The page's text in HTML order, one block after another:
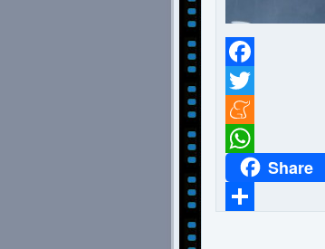
Facebook
Twitter
Meneame
WhatsAppShare